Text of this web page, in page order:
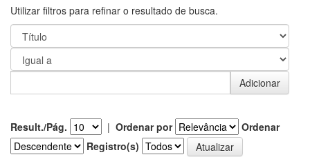
Utilizar filtros para refinar o resultado de busca.
Result./Pág. | Ordenar por
Ordenar
Registro(s)